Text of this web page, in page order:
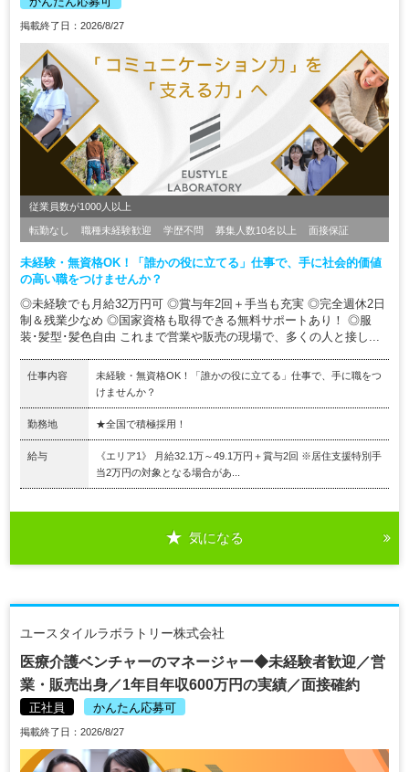
掲載終了日：2026/8/27
従業員数が1000人以上
転勤なし 職種未経験歓迎 学歴不問 募集人数10名以上 面接保証
未経験・無資格OK！「誰かの役に立てる」仕事で、手に社会的価値
の高い職をつけませんか？
◎未経験でも月給32万円可 ◎賞与年2回＋手当も充実 ◎完全週休2日
制＆残業少なめ ◎国家資格も取得できる無料サポートあり！ ◎服
装･髪型･髪色自由 これまで営業や販売の現場で、多くの人と接し...
仕事内容
未経験・無資格OK！「誰かの役に立てる」仕事で、手に職をつ
けませんか？
勤務地 ★全国で積極採用！
給与
《エリア1》 月給32.1万～49.1万円＋賞与2回 ※居住支援特別手
当2万円の対象となる場合があ...
気になる
ユースタイルラボラトリー株式会社
医療介護ベンチャーのマネージャー◆未経験者歓迎／営
業・販売出身／1年目年収600万円の実績／面接確約
正社員 かんたん応募可
掲載終了日：2026/8/27